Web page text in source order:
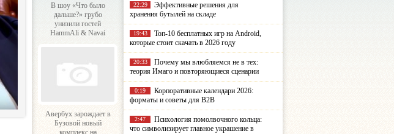
В шоу «Что было
дальше?» грубо
унизили гостей
HammAli & Navai
Авербух зарождает в
Бузовой новый
комплекс на
22:29
Эффективные решения для
хранения бутылей на складе
19:43
Топ-10 бесплатных игр на Android,
которые стоит скачать в 2026 году
20:33
Почему мы влюбляемся не в тех:
теория Имаго и повторяющиеся сценарии
0:19
Корпоративные календари 2026:
форматы и советы для B2B
2:47
Психология помолвочного кольца:
что символизирует главное украшение в